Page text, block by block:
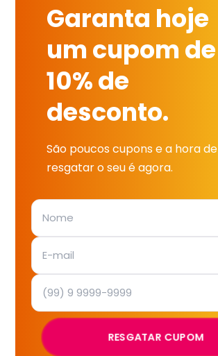
Garanta hoje
um cupom de
10% de
desconto.
São poucos cupons e a hora de
resgatar o seu é agora.
RESGATAR CUPOM